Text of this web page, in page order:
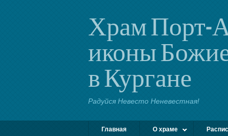
Храм Порт-
иконы
в Кургане
Радуйся Невесто Неневестная!
Главная О храме